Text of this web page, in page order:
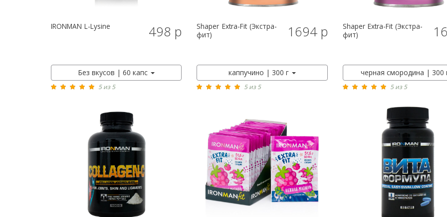
IRONMAN L-Lysine 498 р КУПИТЬ
Без вкусов | 60 капс
5 из 5
Shaper Extra-Fit (Экстра-
фит)
1694 р КУПИТЬ
каппучино | 300 г
5 из 5
ShaperExtra-Fit (Экстра-
фит)
черная смородина | 300
5 из 5